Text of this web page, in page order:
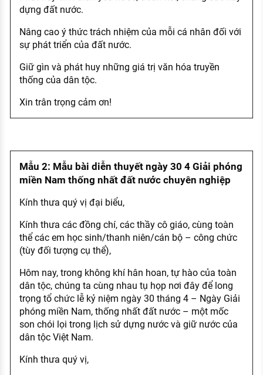
dựng đất nước.
Nâng cao ý thức trách nhiệm của mỗi cá nhân đối với
sự phát triển của đất nước.
Giữ gìn và phát huy những giá trị văn hóa truyền
thống của dân tộc.
Xin trân trọng cảm ơn!
Mẫu 2: Mẫu bài diễn thuyết ngày 30 4 Giải phóng
miền Nam thống nhất đất nước chuyên nghiệp
Kính thưa quý vị đại biểu,
Kính thưa các đồng chí, các thầy cô giáo, cùng toàn
thể các em học sinh/thanh niên/cán bộ – công chức
(tùy đối tượng cụ thể),
Hôm nay, trong không khí hân hoan, tự hào của toàn
dân tộc, chúng ta cùng nhau tụ họp nơi đây để long
trọng tổ chức lễ kỷ niệm ngày 30 tháng 4 – Ngày Giải
phóng miền Nam, thống nhất đất nước – một mốc
son chói lọi trong lịch sử dựng nước và giữ nước của
dân tộc Việt Nam.
Kính thưa quý vị,